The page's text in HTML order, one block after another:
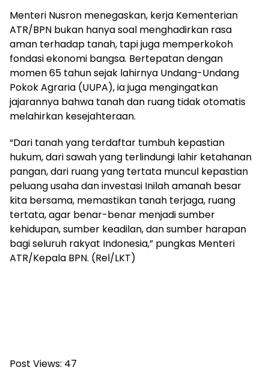
Menteri Nusron menegaskan, kerja Kementerian
ATR/BPN bukan hanya soal menghadirkan rasa
aman terhadap tanah, tapi juga memperkokoh
fondasi ekonomi bangsa. Bertepatan dengan
momen 65 tahun sejak lahirnya Undang-Undang
Pokok Agraria (UUPA), ia juga mengingatkan
jajarannya bahwa tanah dan ruang tidak otomatis
melahirkan kesejahteraan.
“Dari tanah yang terdaftar tumbuh kepastian
hukum, dari sawah yang terlindungi lahir ketahanan
pangan, dari ruang yang tertata muncul kepastian
peluang usaha dan investasi Inilah amanah besar
kita bersama, memastikan tanah terjaga, ruang
tertata, agar benar-benar menjadi sumber
kehidupan, sumber keadilan, dan sumber harapan
bagi seluruh rakyat Indonesia,” pungkas Menteri
ATR/Kepala BPN. (Rel/LKT)
Post Views: 47